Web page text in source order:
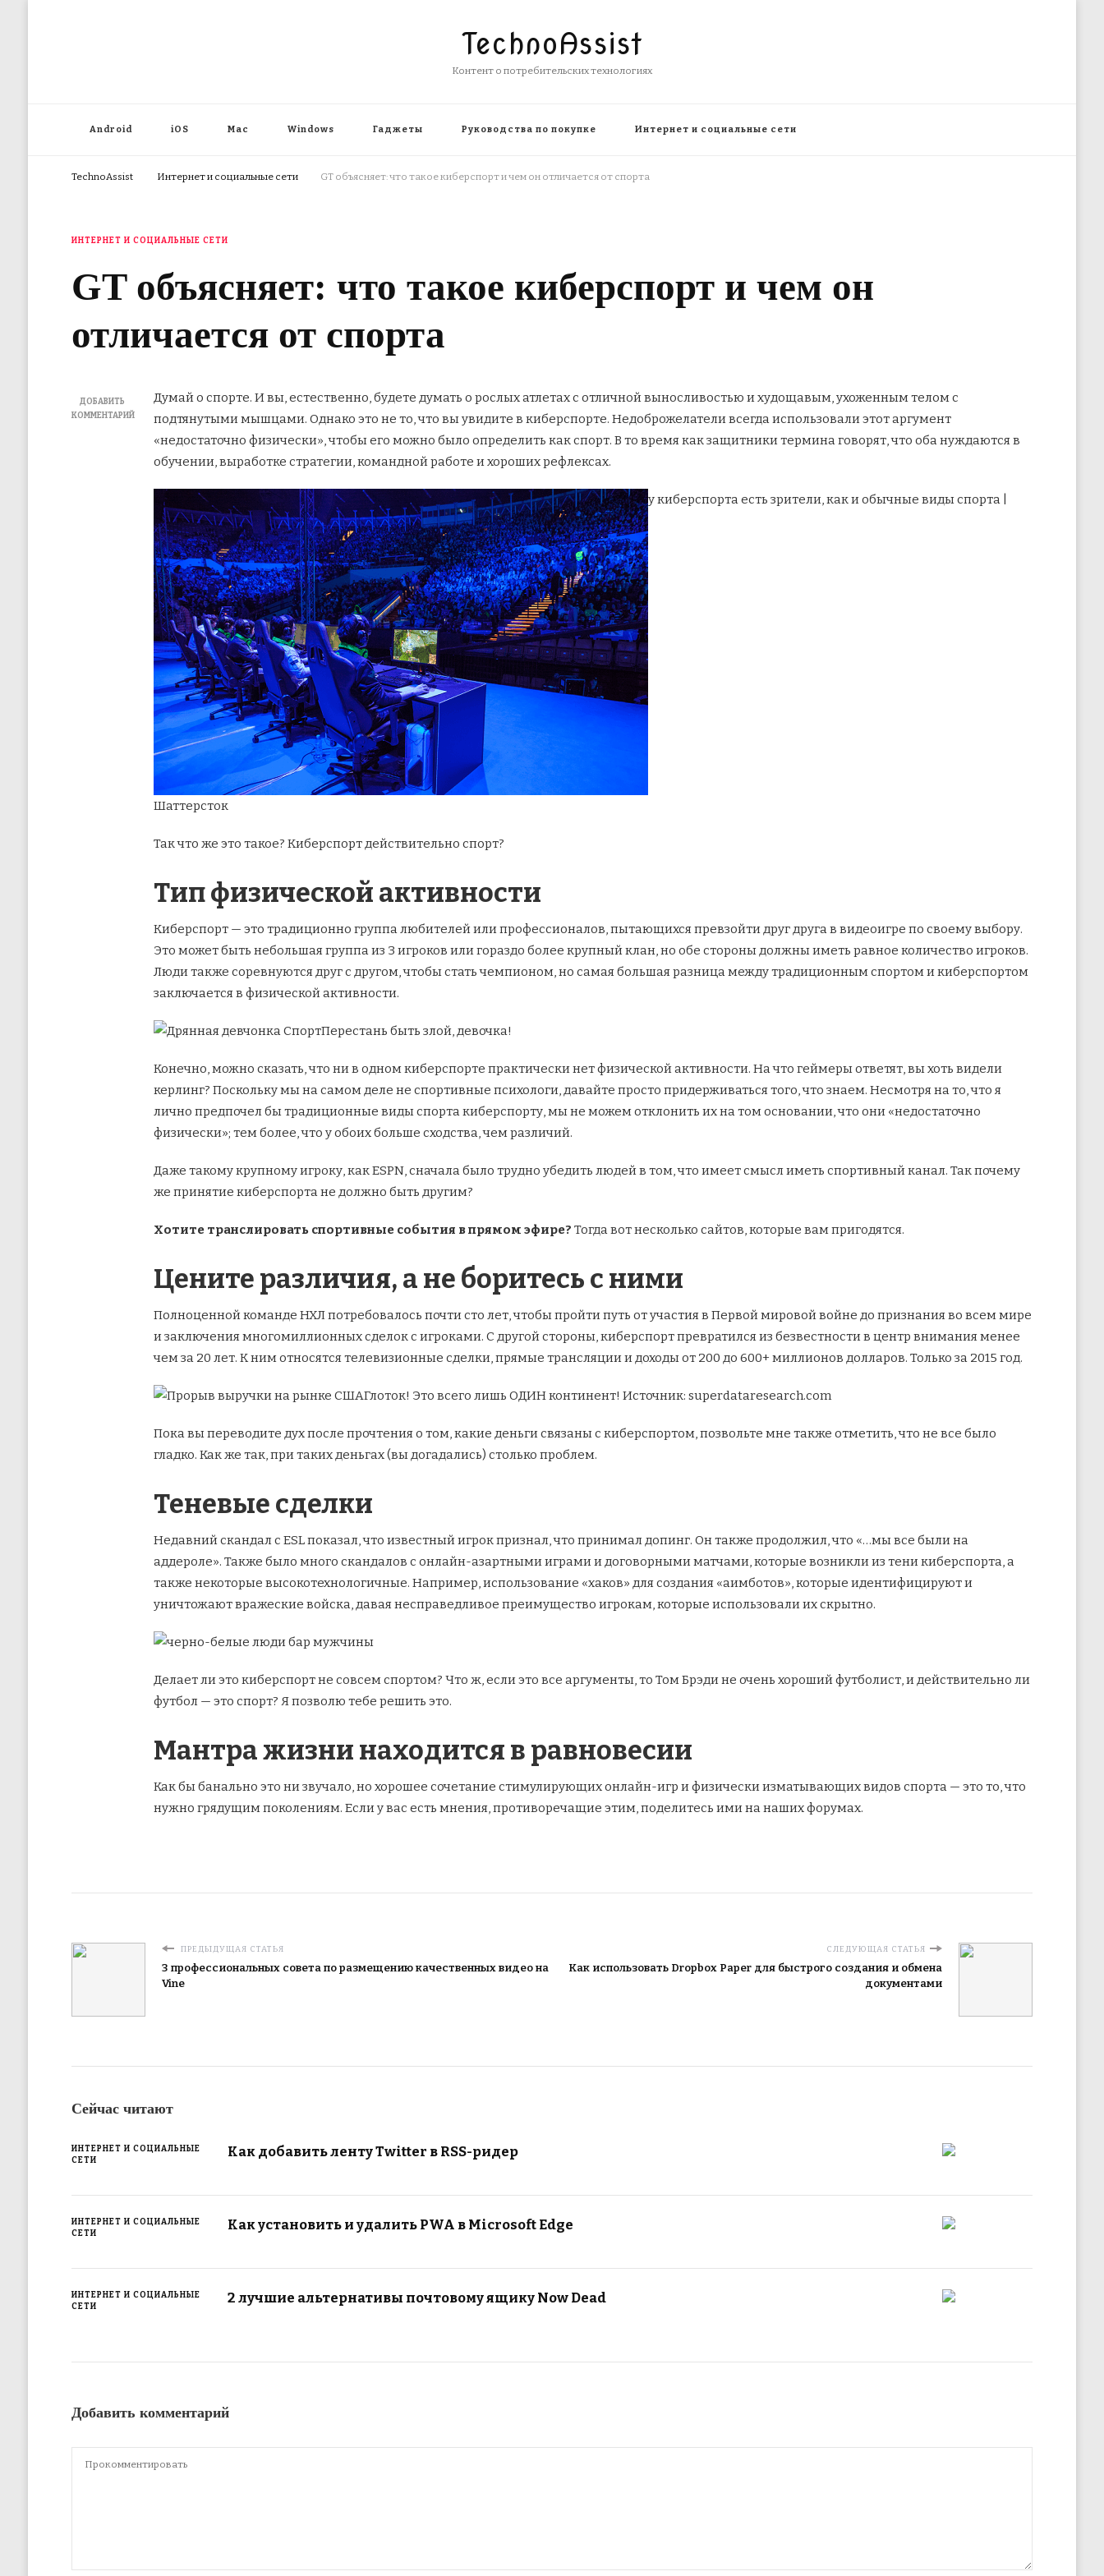
TechnoAssist
Контент о потребительских технологиях
Android iOS Mac Windows Гаджеты Руководства по покупке Интернет и социальные сети
TechnoAssist Интернет и социальные сети GT объясняет: что такое киберспорт и чем он отличается от спорта
ИНТЕРНЕТ И СОЦИАЛЬНЫЕ СЕТИ
GT объясняет: что такое киберспорт и чем он
отличается от спорта
ДОБАВИТЬ
КОММЕНТАРИЙ
ОТЛИЧАЕТСЯ
Думай о спорте. И вы, естественно, будете думать о рослых атлетах с отличной выносливостью и худощавым, ухоженным телом с
подтянутыми мышцами. Однако это не то, что вы увидите в киберспорте. Недоброжелатели всегдаиспользовали этот аргумент
«недостаточно физически», чтобы его можно было определить как спорт. В то время как защитники термина говорят, что оба нуждаются в
обучении, выработке стратегии, командной работе и хороших рефлексах.
у киберспорта есть зрители, как и обычные виды спорта |
Шаттерсток
Так что же это такое? Киберспорт действительно спорт?
Тип физической активности
Киберспорт — это традиционно группа любителей или профессионалов, пытающихся превзойти друг друга в видеоигре по своему выбору.
Это может быть небольшая группа из 3 игроков или гораздо более крупный клан, но обе стороны должны иметь равное количество игроков.
Люди также соревнуются друг с другом, чтобы стать чемпионом, но самая большая разница между традиционным спортом и киберспортом
заключается в физической активности.
Перестань быть злой, девочка!
Конечно, можно сказать, что ни в одном киберспорте практически нет физической активности. На что геймеры ответят, вы хоть видели
керлинг? Поскольку мы на самом деле не спортивные психологи, давайте просто придерживаться того, что знаем. Несмотря на то, что я
лично предпочел бы традиционные виды спорта киберспорту, мы не можем отклонить их на том основании, что они «недостаточно
физически»; тем более, что у обоих больше сходства, чем различий.
Даже такому крупному игроку, как ESPN, сначала было трудно убедить людей в том, что имеет смысл иметь спортивный канал. Так почему
же принятие киберспорта не должно быть другим?
Хотите транслировать спортивные события в прямом эфире? Тогда вот несколько сайтов, которые вам пригодятся.
Цените различия, а не боритесь с ними
Полноценной команде НХЛ потребовалось почти сто лет, чтобы пройти путь от участия в Первой мировой войне до признания во всем мире
и заключения многомиллионных сделок с игроками. С другой стороны, киберспорт превратился из безвестности в центр внимания менее
чем за 20 лет. К ним относятся телевизионные сделки, прямые трансляции и доходы от 200 до 600+ миллионов долларов. Только за 2015 год.
Глоток! Это всего лишь ОДИН континент! Источник: superdataresearch.com
Пока вы переводите дух после прочтения о том, какие деньги связаны с киберспортом, позвольте мне также отметить, что не все было
гладко. Как же так, при таких деньгах (вы догадались) столько проблем.
Теневые сделки
Недавний скандал с ESL показал, что известный игрок признал, что принимал допинг. Он также продолжил, что «…мы все были на
аддероле». Также было много скандалов с онлайн-азартными играми и договорными матчами, которые возникли из тени киберспорта, а
также некоторые высокотехнологичные. Например, использование «хаков» для создания «аимботов», которые идентифицируют и
уничтожают вражеские войска, давая несправедливое преимущество игрокам, которые использовали их скрытно.
Делает ли это киберспорт не совсем спортом? Что ж, если это все аргументы, то Том Брэди не очень хороший футболист, и действительно ли
футбол — это спорт? Я позволю тебе решить это.
Мантра жизни находится в равновесии
Как бы банально это ни звучало, но хорошее сочетание стимулирующих онлайн-игр и физически изматывающих видов спорта — это то, что
нужно грядущим поколениям. Если у вас есть мнения, противоречащие этим, поделитесь ими на наших форумах.
ПРЕДЫДУЩАЯ СТАТЬЯ
3 профессиональных совета по размещению качественных видео на
Vine
СЛЕДУЮЩАЯ СТАТЬЯ
Как использовать Dropbox Paper для быстрого создания и обмена
документами
Сейчас читают
ИНТЕРНЕТ И СОЦИАЛЬНЫЕ
СЕТИ
Как добавить ленту Twitter в RSS-ридер
ИНТЕРНЕТ И СОЦИАЛЬНЫЕ
СЕТИ
Как установить и удалить PWA в Microsoft Edge
ИНТЕРНЕТ И СОЦИАЛЬНЫЕ
СЕТИ
2 лучшие альтернативы почтовому ящику Now Dead
Добавить комментарий